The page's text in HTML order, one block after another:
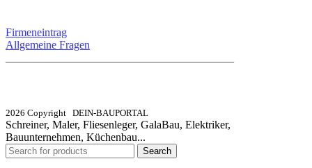
Firmeneintrag
Allgemeine Fragen
2026 Copyright DEIN-BAUPORTAL
Schreiner, Maler, Fliesenleger, GalaBau, Elektriker,
Bauunternehmen, Küchenbau...
Search